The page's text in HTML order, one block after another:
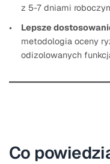
z 5-7 dniami
Lepsze
metodologia oceny
odizolowanych
Co